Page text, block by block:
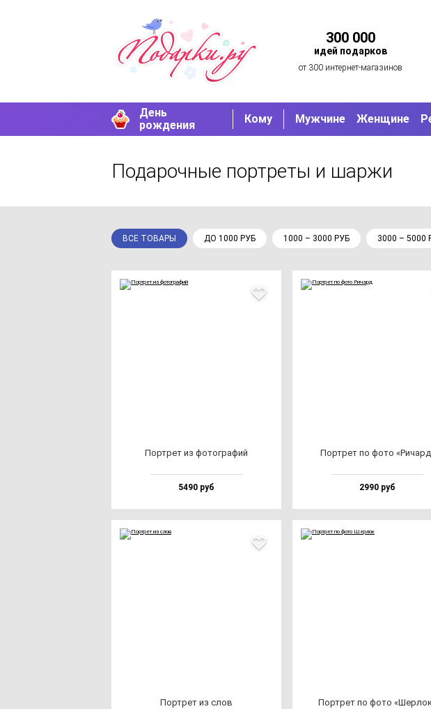
300 000
идей подарков
от 300 интернет-магазинов
День
рождения
Кому Мужчине Женщине
Подарочные портреты и шаржи
ВСЕ ТОВАРЫ ДО 1000 РУБ 1000 – 3000 РУБ 3000 – 5000
Пор­трет из фо­тог­ра­фий
5490 руб
Пор­трет по фо­то
2990 руб
Пор­трет из слов Пор­трет по фо­то